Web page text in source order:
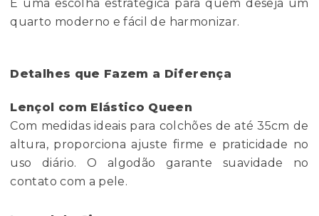
É uma escolha estratégica para quem deseja um
quarto moderno e fácil de harmonizar.
Detalhes que Fazem a Diferença
Lençol com Elástico Queen
Com medidas ideais para colchões de até 35cm de
altura, proporciona ajuste firme e praticidade no
uso diário. O algodão garante suavidade no
contato com a pele.